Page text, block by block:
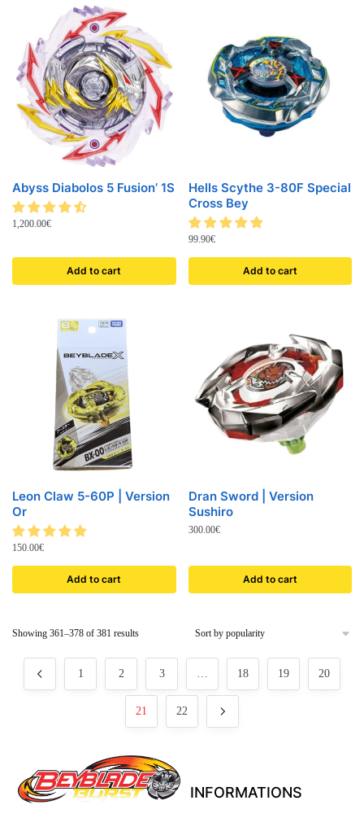
Abyss Diabolos 5 Fusion’ 1S
1,200.00€
Add to cart
Hells Scythe 3-80F Special
Cross Bey
99.90€
Add to cart
Leon Claw 5-60P | Version
Or
150.00€
Add to cart
Dran Sword | Version
Sushiro
300.00€
Add to cart
Showing 361–378 of 381 results
1 2 3 … 18 19 20
21 22
INFORMATIONS